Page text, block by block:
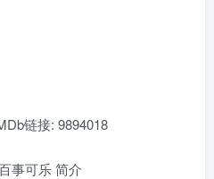
链接: 9894018
事可乐 简介